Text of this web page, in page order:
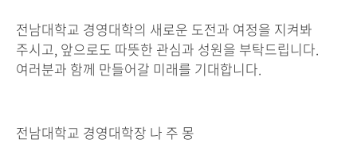
전남대학교 경영대학의 새로운 도전과 여정을 지켜봐
주시고, 앞으로도 따뜻한 관심과 성원을 부탁드립니다.
여러분과 함께 만들어갈 미래를 기대합니다.
전남대학교 경영대학장 나 주 몽